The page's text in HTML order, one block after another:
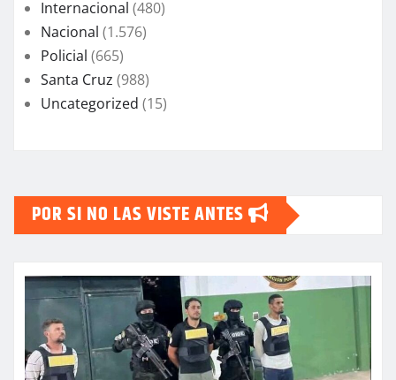
Internacional (480)
Nacional (1.576)
Policial (665)
Santa Cruz (988)
Uncategorized (15)
POR SI NO LAS VISTE ANTES